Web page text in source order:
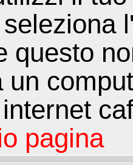
questo
un
pagina